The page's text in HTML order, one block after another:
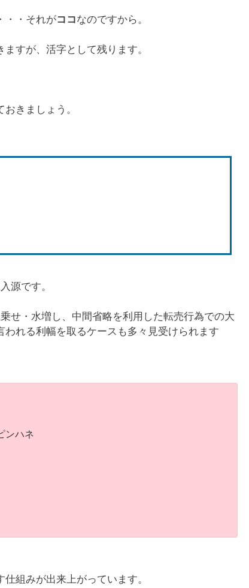
・・それがココなのですから。
すが、活字として残ります。
きましょう。
源です。
せ・水増し、中間省略を利用した転売行為での大
れる利幅を取るケースも多々見受けられます
ンハネ
組みが出来上がっています。